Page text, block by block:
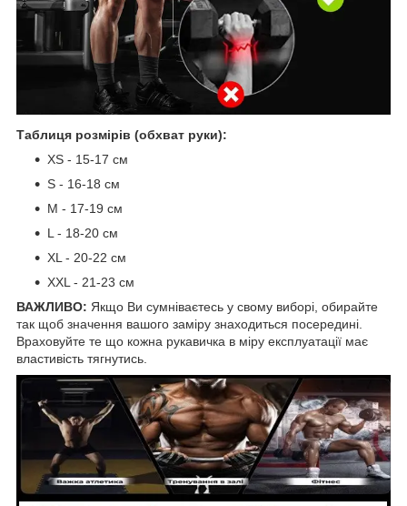
Таблиця розмірів (обхват руки):
XS - 15-17 см
S - 16-18 см
М - 17-19 см
L - 18-20 см
XL - 20-22 см
XXL - 21-23 см
ВАЖЛИВО: Якщо Ви сумніваєтесь у свому виборі, обирайте
так щоб значення вашого заміру знаходиться посередині.
Враховуйте те що кожна рукавичка в міру експлуатації має
властивість тягнутись.